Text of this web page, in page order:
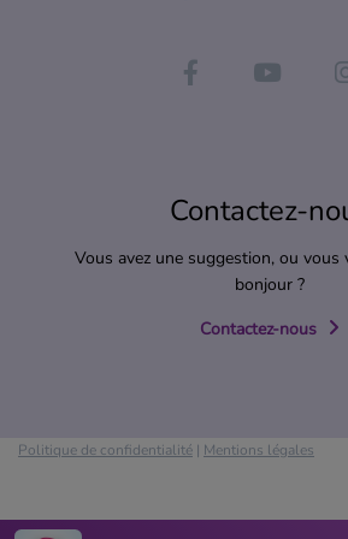
Contactez-
Vous avez une suggestion, ou vous
bonjour ?
Contactez-nous
Politique de confidentialité | Mentions légales